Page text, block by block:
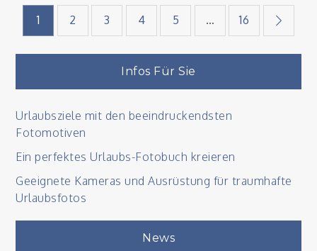
der
Beiträge
1 2 3 4 5 … 16
Infos Für Sie
Urlaubsziele mit den beeindruckendsten
Fotomotiven
Ein perfektes Urlaubs-Fotobuch kreieren
Geeignete Kameras und Ausrüstung für traumhafte
Urlaubsfotos
News